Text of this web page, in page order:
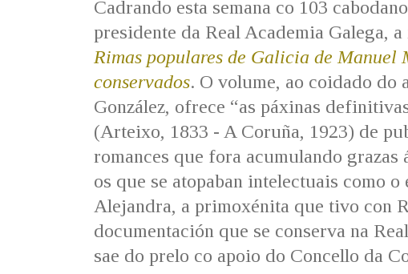
Cadrando esta semana co 103
presidente da Real Academia Galega,
Rimas populares de Galicia de
conservados. O volume, ao coidado do
González, ofrece “as páxinas
(Arteixo, 1833 - A Coruña, 1923) de
romances que fora acumulando
os que se atopaban intelectuais como
Alejandra, a primoxénita que tivo con
documentación que se conserva na
sae do prelo co apoio do Concello da